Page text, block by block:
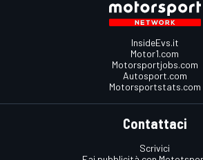
InsideEvs.it
Motor1.com
Motorsportjobs.com
Autosport.com
Motorsportstats.com
Contattaci
Scrivici